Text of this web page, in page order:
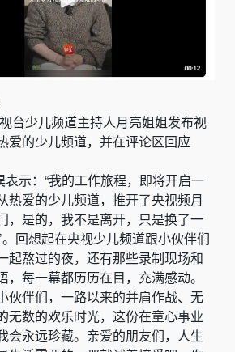
台少儿频道主持人月亮姐姐发布视
爱的少儿频道，并在评论区回应
表示：“我的工作旅程，即将开启一
热爱的少儿频道，推开了央视频月
，是的，我不是离开，只是换了一
。回想起在央视少儿频道跟小伙伴们
起熬过的夜，还有那些录制现场和
，每一幕都历历在目，充满感动。
伙伴们，一路以来的并肩作战、无
无数的欢乐时光，这份在童心事业
会永远珍藏。亲爱的朋友们，人生